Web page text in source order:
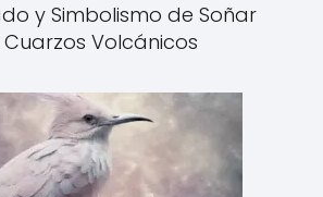
y Simbolismo de Soñar
Volcánicos